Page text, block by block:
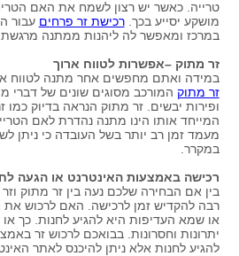
טרייה. כאשר יש רצון לשמח את האם
מושקע יסייע בכך.רכישת זר פרחים עבור
במרכז ומאפשר לה ליהנות ממתנה מרגשת
זר מתוק –אפשרות לטווח ארוך
במידה ואתם מחפשים אחר מתנה לטווח
זר מתוק המורכב מסוגים שונים של דברי
ופירות יבשים. זר מתוק הנראה בדיוק כמו
המייחד אותו הינו מתנה נהדרת לאם
מעמד זמן רב יותר בשל העובדה כי ניתן
במקרר.
רכישה באמצעות האינטרנט או הגעה
בין אם הבחירה שלכם נעה בין זר מתוק
רבה להקדיש זמן לרכישה. האם לרכוש את
או שמא העדיפות היא להגיע לחנות. כך
יתרונות וחסרונות. בבואכם לרכוש זר
להגיע לחנות אלא ניתן להיכנס לאתר